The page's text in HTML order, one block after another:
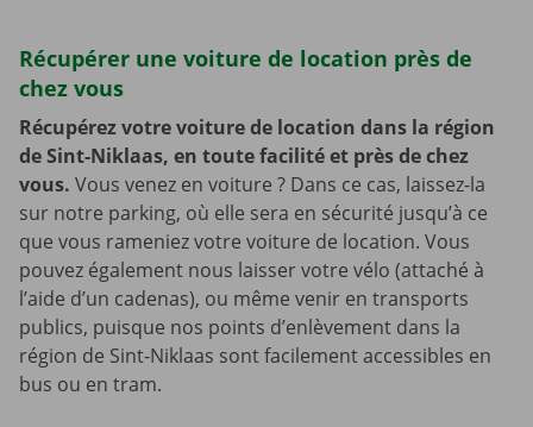
Récupérer une voiture de location près de
chez vous
Récupérez votre voiture de location dans la région
de Sint-Niklaas, en toute facilité et près de chez
vous. Vous venez en voiture ? Dans ce cas, laissez-la
sur notre parking, où elle sera en sécurité jusqu’à ce
que vous rameniez votre voiture de location. Vous
pouvez également nous laisser votre vélo (attaché à
l’aide d’un cadenas), ou même venir en transports
publics, puisque nos points d’enlèvement dans la
région de Sint-Niklaas sont facilement accessibles en
bus ou en tram.